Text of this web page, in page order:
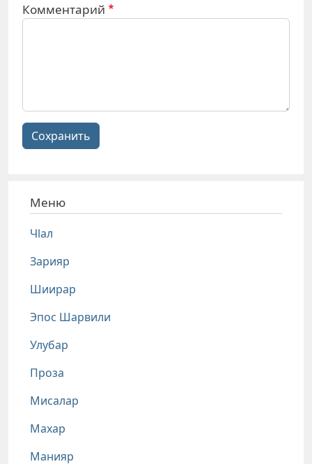
Комментарий
Сохранить
Меню
Чlал
Зарияр
Шиирар
Эпос Шарвили
Улубар
Проза
Мисалар
Махар
Манияр